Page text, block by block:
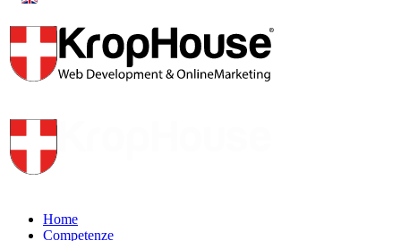
Home
Competenze